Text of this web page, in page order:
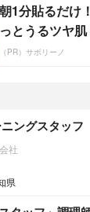
朝1分貼るだけ
っとうるツヤ肌
（PR）サボリーノ
ングスタッフ
社
県